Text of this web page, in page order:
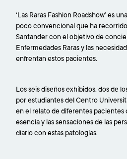
‘Las Raras Fashion Roadshow’ es
poco convencional que ha
Santander con el objetivo de
Enfermedades Raras y las
enfrentan estos pacientes.
Los seis diseños exhibidos, dos de
por estudiantes del Centro
en el relato de diferentes pacientes
esencia y las sensaciones de las
diario con estas patologías.